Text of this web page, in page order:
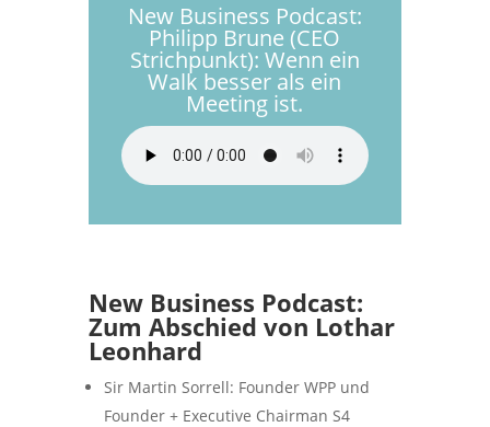
New Business Podcast:
Philipp Brune (CEO
Strichpunkt): Wenn ein
Walk besser als ein
Meeting ist.
New Business Podcast:
Zum Abschied von Lothar
Leonhard
Sir Martin Sorrell: Founder WPP und
Founder + Executive Chairman S4